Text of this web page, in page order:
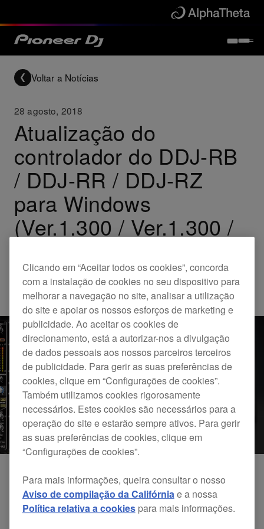
Voltar a Notícias
28 agosto, 2018
Atualização do
controlador do DDJ-RB
/ DDJ-RR / DDJ-RZ
para Windows
(Ver.1.300 / Ver.1.300 /
DDJ-RB
Atualização do controlador do
Clicando em “Aceitar todos os cookies”, concorda
com a instalação de cookies no seu dispositivo para
melhorar a navegação no site, analisar a utilização
do site e apoiar os nossos esforços de marketing e
publicidade. Ao aceitar os cookies de
direcionamento, está a autorizar-nos a divulgação
de dados pessoais aos nossos parceiros terceiros
de publicidade. Para gerir as suas preferências de
cookies, clique em “Configurações de cookies”.
Também utilizamos cookies rigorosamente
necessários. Estes cookies são necessários para a
operação do site e estarão sempre ativos. Para gerir
as suas preferências de cookies, clique em
“Configurações de cookies”.
Para mais informações, queira consultar o nosso
Aviso de compilação da Califórniae a nossa
Política relativa a cookiespara mais informações.